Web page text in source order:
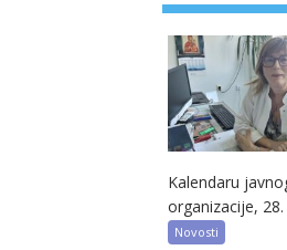
Kalendaru
organizacije, 28.
Novosti